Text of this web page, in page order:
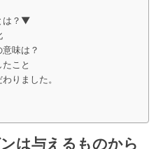
は？▼
味は？
こと
りました。
は与えるものから